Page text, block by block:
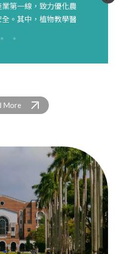
第一線，致力優化農
。其中，植物教學醫
合作，已於雲林縣20
斷諮詢服務窗口，提
的普及，服務隊由
「公共衛生工作服務
服務並行，既為服務
實踐途徑。2024年選
育課程。
兩座相鄰但管理方式
氣候觀測。2024年的
經營管理與施作措施
分布及微氣候皆產生
永續環境。2024 年，
單位，其中南投縣東
會專注於生態導覽解
及資源調查能力；卡
畫，藉由編織技藝教
將文物織品呈現於部
的討論與培力，深化
的認識和理解。同時
基金會、貝里斯永續
風險管理部共同啟動
預警能力提升計畫」
，盼藉由導入我國豐
過訪談瞭解地方品系
。於臺大農場與實驗
殖足量種子後，於
信義鄉的小米品系贈
More